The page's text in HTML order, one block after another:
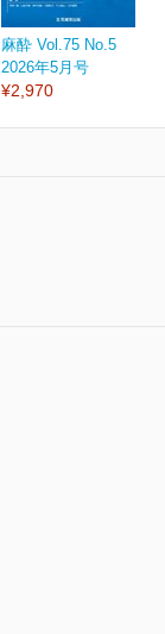
麻酔 Vol.75 No.5
2026年5月号
¥2,970